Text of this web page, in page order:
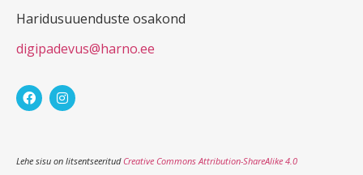
Haridusuuenduste osakond
digipadevus@harno.ee
Lehe sisu on litsentseeritudCreative Commons Attribution-ShareAlike 4.0